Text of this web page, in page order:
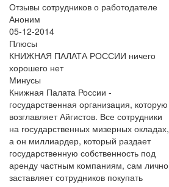
Отзывы сотрудников о работодателе
Аноним
05-12-2014
Плюсы
КНИЖНАЯ ПАЛАТА РОССИИ ничего
хорошего нет
Минусы
Книжная Палата России -
государственная организация, которую
возглавляет Айгистов. Все сотрудники
на государственных мизерных окладах,
а он миллиардер, который раздает
государственную собственность под
аренду частным компаниям, сам лично
заставляет сотрудников покупать